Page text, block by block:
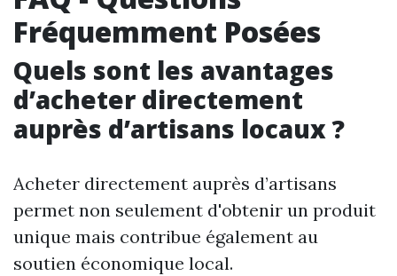
Fréquemment Posées
Quels sont les avantages
d’acheter directement
auprès d’artisans locaux ?
Acheter directement auprès d’artisans
permet non seulement d'obtenir un produit
unique mais contribue également au
soutien économique local.